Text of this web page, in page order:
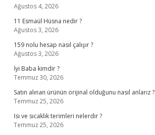
Ağustos 4, 2026
11 Esmaül Hüsna nedir ?
Ağustos 3, 2026
159 nolu hesap nasıl çalışır ?
Ağustos 3, 2026
İyi Baba kimdir ?
Temmuz 30, 2026
Satın alınan ürünün orijinal olduğunu nasıl anlarız ?
Temmuz 25, 2026
Isı ve sıcaklık terimleri nelerdir ?
Temmuz 25, 2026